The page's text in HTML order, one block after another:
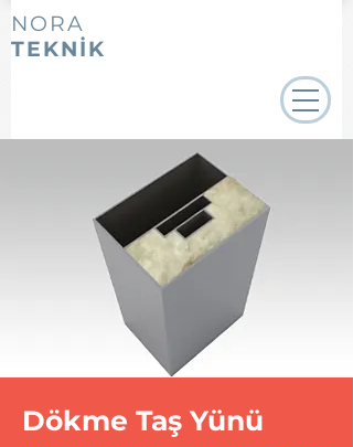
NORA
TEKNİK
Dökme Taş Yünü